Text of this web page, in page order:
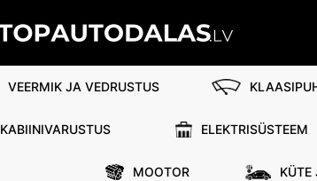
VEERMIK JA VEDRUSTUS
KABIINIVARUSTUS ELEKTRISÜSTEEM
MOOTOR KÜTE